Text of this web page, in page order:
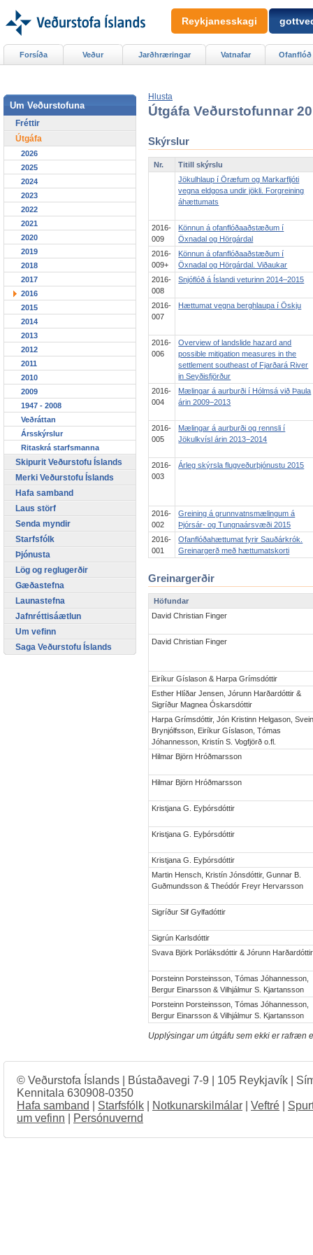
Hlusta
Útgáfa Veðurstofunnar
Skýrslur
Nr.
Titill skýrslu
Jökulhlaup í Öræfum og Markarfljóti
vegna eldgosa undir jökli. Forgreining
áhættumats
2016-
009
Könnun á ofanflóðaaðstæðum í
Öxnadal og Hörgárdal
2016-
009+
Könnun á ofanflóðaaðstæðum í
Öxnadal og Hörgárdal. Viðaukar
2016-
008
Snjóflóð á Íslandi veturinn 2014–2015
2016-
007
Hættumat vegna berghlaupa í Öskju
2016-
006
Overview of landslide hazard and
possible mitigation measures in the
settlement southeast of Fjarðará River
in Seyðisfjörður
2016-
004
Mælingar á aurburði í Hólmsá við Þaula
árin 2009−2013
2016-
005
Mælingar á aurburði og rennsli í
Jökulkvísl árin 2013−2014
2016-
003
Árleg skýrsla flugveðurþjónustu 2015
2016-
002
Greining á grunnvatnsmælingum á
Þjórsár- og Tungnaársvæði 2015
2016-
001
Ofanflóðahættumat fyrir Sauðárkrók.
Greinargerð með hættumatskorti
Greinargerðir
Höfundar
David Christian Finger
David Christian Finger
Eiríkur Gíslason & Harpa Grímsdóttir
Esther Hlíðar Jensen, Jórunn Harðardóttir &
Sigríður Magnea Óskarsdóttir
Harpa Grímsdóttir, Jón Kristinn Helgason,
Brynjólfsson, Eiríkur Gíslason, Tómas
Jóhannesson, Kristín S. Vogfjörð o.fl.
Hilmar Björn Hróðmarsson
Hilmar Björn Hróðmarsson
Kristjana G. Eyþórsdóttir
Kristjana G. Eyþórsdóttir
Kristjana G. Eyþórsdóttir
Martin Hensch, Kristín Jónsdóttir, Gunnar B.
Guðmundsson & Theódór Freyr Hervarsson
Sigríður Sif Gylfadóttir
Sigrún Karlsdóttir
Svava Björk Þorláksdóttir & Jórunn Harðardóttir
Þorsteinn Þorsteinsson, Tómas Jóhannesson,
Bergur Einarsson & Vilhjálmur S. Kjartansson
Þorsteinn Þorsteinsson, Tómas Jóhannesson,
Bergur Einarsson & Vilhjálmur S. Kjartansson
Upplýsingar um útgáfu sem ekki er rafræn
Forsíða Veður Jarðhræringar Vatnafar Ofanflóð
Um Veðurstofuna
Fréttir
Útgáfa
2026
2025
2024
2023
2022
2021
2020
2019
2018
2017
2016
2015
2014
2013
2012
2011
2010
2009
1947 - 2008
Veðráttan
Ársskýrslur
Ritaskrá starfsmanna
Skipurit Veðurstofu Íslands
Merki Veðurstofu Íslands
Hafa samband
Laus störf
Senda myndir
Starfsfólk
Þjónusta
Lög og reglugerðir
Gæðastefna
Launastefna
Jafnréttisáætlun
Um vefinn
Saga Veðurstofu Íslands
Reykjanesskagi
© Veðurstofa Íslands | Bústaðavegi 7-9 | 105 Reykjavík |
Kennitala 630908-0350
Hafa samband
Starfsfólk Notkunarskilmálar Veftré
um vefinn
Persónuvernd